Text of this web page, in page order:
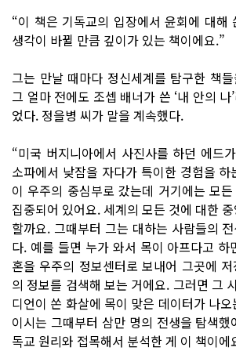
“이 책은 기독교의 입장에서 윤회에 대해
생각이 바뀔 만큼 깊이가 있는 책이에요.”
그는 만날 때마다 정신세계를 탐구한 책
그 얼마 전에도 조셉 배너가 쓴 ‘내 안의 나
었다. 정을병 씨가 말을 계속했다.
“미국 버지니아에서 사진사를 하던 에드
소파에서 낮잠을 자다가 특이한 경험을
이 우주의 중심부로 갔는데 거기에는 모
집중되어 있어요. 세계의 모든 것에 대한
할까요. 그때부터 그는 대하는 사람들의
다. 예를 들면 누가 와서 목이 아프다고 하
혼을 우주의 정보센터로 보내어 그곳에
의 정보를 검색해 보는 거에요. 그러면 그
디언이 쏜 화살에 목이 맞은 데이터가 나
이시는 그때부터 삼만 명의 전생을 탐색했
독교 원리와 접목해서 분석한 게 이 책이에